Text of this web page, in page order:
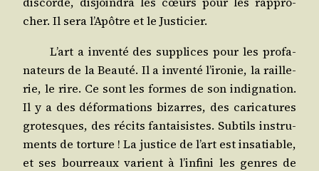
cher. Il sera l’Apôtre et le Justicier.
L’art a inven­té des sup­plices pour les pro­fa­
na­teurs de la Beau­té. Il a inven­té l’ironie, la raille­
rie, le rire. Ce sont les formes de son indi­gna­tion.
Il y a des défor­ma­tions bizarres, des cari­ca­tures
gro­tesques, des récits fan­tai­sistes. Sub­tils ins­tru­
ments de tor­ture ! La jus­tice de l’art est insa­tiable,
et ses bour­reaux varient à l’infini les genres de